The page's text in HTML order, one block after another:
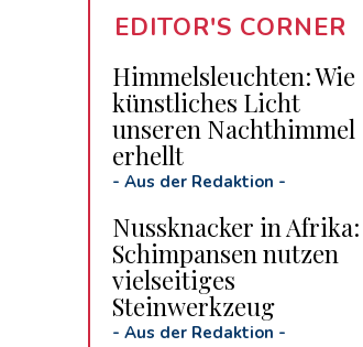
EDITOR'S CORNER
Himmelsleuchten: Wie
künstliches Licht
unseren Nachthimmel
erhellt
- Aus der Redaktion -
Nussknacker in Afrika:
Schimpansen nutzen
vielseitiges
Steinwerkzeug
- Aus der Redaktion -